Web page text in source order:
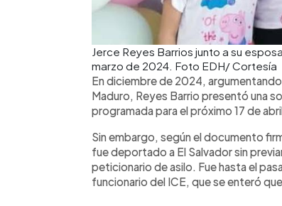
Jerce Reyes Barrios junto a su
marzo de 2024. Foto EDH/ Cortesía
En diciembre de 2024,
Maduro, Reyes Barrio presentó una
programada para el próximo 17 de
Sin embargo, según el documento
fue deportado a El Salvador sin
peticionario de asilo. Fue hasta el
funcionario del ICE, que se enteró